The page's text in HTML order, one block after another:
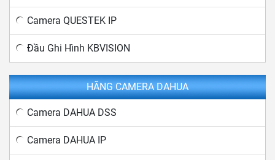
Camera QUESTEK IP
Đầu Ghi Hình KBVISION
HÃNG CAMERA DAHUA
Camera DAHUA DSS
Camera DAHUA IP